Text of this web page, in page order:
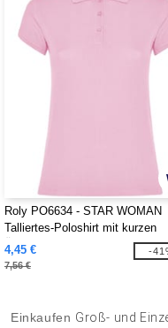
Roly PO6634 - STAR WOMAN
Talliertes-Poloshirt mit kurzen
Ärmeln
4,45 €
7,56 €
-
Einkaufen Groß- und